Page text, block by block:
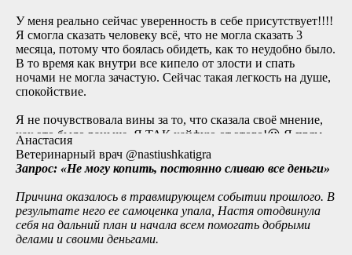
У меня реально сейчас уверенность в себе присутствует!!!!
Я смогла сказать человеку всё, что не могла сказать 3
месяца, потому что боялась обидеть, как то неудобно было.
В то время как внутри все кипело от злости и спать
ночами не могла зачастую. Сейчас такая легкость на душе,
спокойствие.
Я не почувствовала вины за то, что сказала своё мнение,
как это было раньше. Я ТАК кайфую от этого!😃 Я прям
эти дни летаю.
Спасибо, доктор! 🤗🤗🤗 Ты меня подлатал 😜 Кто ещё
сомневается, сомневайтесь дальше в своём бесконечном
болоте проблем - пока другие исполняют свои мечты,
избавляются от своих проблем одним днём и получают
результат, как по щелчку пальцев!
Анастасия
Ветеринарный врач @nastiushkatigra
Запрос: «Не могу копить, постоянно сливаю все деньги»
Причина оказалось в травмирующем событии прошлого. В
результате него ее самоценка упала, Настя отодвинула
себя на дальний план и начала всем помогать добрыми
делами и своими деньгами.